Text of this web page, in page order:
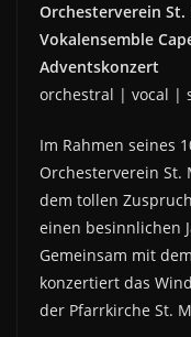
Orchesterverein
Vokalensemble
Adventskonzert
orchestral | vocal |
Im Rahmen seines
Orchesterverein St.
dem tollen
einen besinnlichen
Gemeinsam mit
konzertiert das
der Pfarrkirche St.